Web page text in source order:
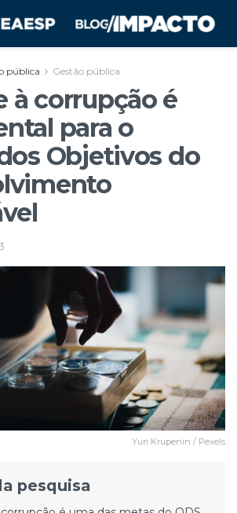
pública Gestão pública
à corrupção é
para o
Objetivos do
Yuri Krupenin / Pexels
pesquisa